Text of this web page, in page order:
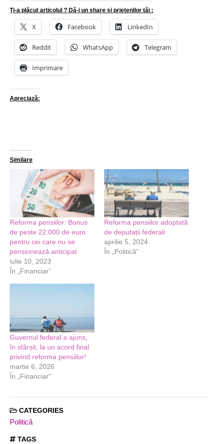
Ți-a plăcut articolul ? Dă-i un share și prietenilor tăi :
X Facebook LinkedIn
Reddit WhatsApp Telegram
Imprimare
Apreciază:
Similare
Reforma pensiilor: Bonus
de peste 22.000 de euro
pentru cei care nu se
pensionează anticipat
iulie 10, 2023
În „Financiar”
Reforma pensiilor adoptată
de deputații federali
aprilie 5, 2024
În „Politică”
Guvernul federal a ajuns,
în sfârșit, la un acord final
privind reforma pensiilor!
martie 6, 2026
În „Financiar”
CATEGORIES
Politică
TAGS